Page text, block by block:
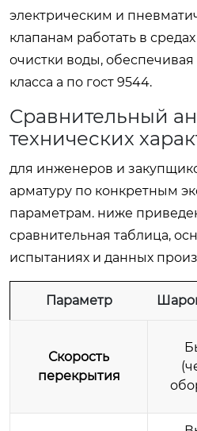
электрическим и
клапанам работать в
очистки воды,
класса а по гост 9544.
Сравнительный
технических
для инженеров и
арматуру по конкретным
параметрам. ниже
сравнительная таблица,
испытаниях и данных
Параметр
Скорость
перекрытия